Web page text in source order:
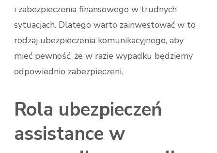
i zabezpieczenia finansowego w trudnych
sytuacjach. Dlatego warto zainwestować w to
rodzaj ubezpieczenia komunikacyjnego, aby
mieć pewność, że w razie wypadku będziemy
odpowiednio zabezpieczeni.
Rola ubezpieczeń
assistance w